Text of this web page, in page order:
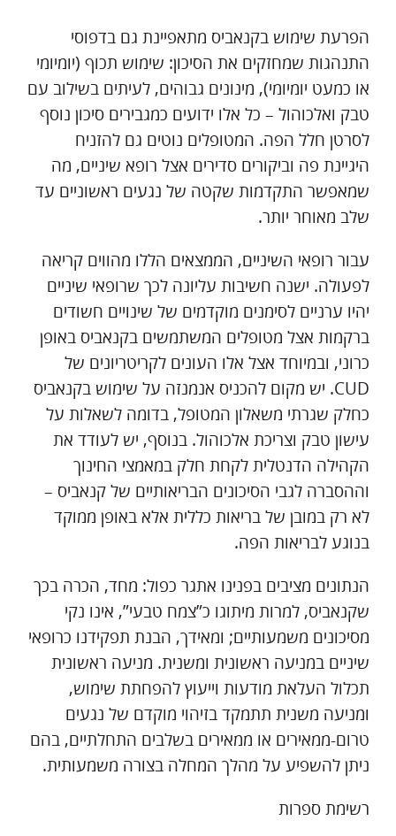
הפרעת שימוש בקנאביס מתאפיינת גם בדפוסי
התנהגות שמחזקים את הסיכון: שימוש תכוף (יומיומי
או כמעט יומיומי), מינונים גבוהים, לעיתים בשילוב עם
טבק ואלכוהול – כל אלו ידועים כמגבירים סיכון נוסף
לסרטן חלל הפה. המטופלים נוטים גם להזניח
היגיינת פה וביקורים סדירים אצל רופא שיניים, מה
שמאפשר התקדמות שקטה של נגעים ראשוניים עד
שלב מאוחר יותר.
עבור רופאי השיניים, הממצאים הללו מהווים קריאה
לפעולה. ישנה חשיבות עליונה לכך שרופאי שיניים
יהיו ערניים לסימנים מוקדמים של שינויים חשודים
ברקמות אצל מטופלים המשתמשים בקנאביס באופן
כרוני, ובמיוחד אצל אלו העונים לקריטריונים של
CUD. יש מקום להכניס אנמנזה על שימוש בקנאביס
כחלק שגרתי משאלון המטופל, בדומה לשאלות על
עישון טבק וצריכת אלכוהול. בנוסף, יש לעודד את
הקהילה הדנטלית לקחת חלק במאמצי החינוך
וההסברה לגבי הסיכונים הבריאותיים של קנאביס –
לא רק במובן של בריאות כללית אלא באופן ממוקד
בנוגע לבריאות הפה.
הנתונים מציבים בפנינו אתגר כפול: מחד, הכרה בכך
שקנאביס, למרות מיתוגו כ”צמח טבעי”, אינו נקי
מסיכונים משמעותיים; ומאידך, הבנת תפקידנו כרופאי
שיניים במניעה ראשונית ומשנית. מניעה ראשונית
תכלול העלאת מודעות וייעוץ להפחתת שימוש,
ומניעה משנית תתמקד בזיהוי מוקדם של נגעים
טרום-ממאירים או ממאירים בשלבים התחלתיים, בהם
ניתן להשפיע על מהלך המחלה בצורה משמעותית.
רשימת ספרות